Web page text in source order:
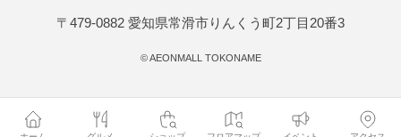
〒479-0882 愛知県常滑市りんくう町2丁目20番3
©AEONMALL TOKONAME